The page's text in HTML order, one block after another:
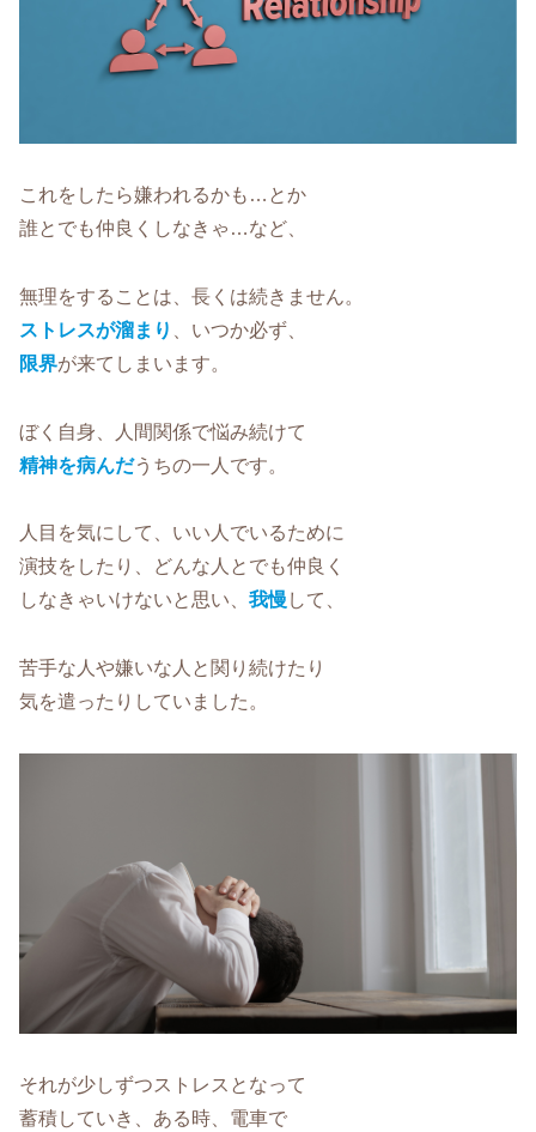
これをしたら嫌われるかも…とか
誰とでも仲良くしなきゃ…など、
無理をすることは、長くは続きません。
ストレスが溜まり
、いつか必ず、
限界が来てしまいます。
ぼく自身、人間関係で悩み続けて
精神を病んだうちの一人です。
人目を気にして、いい人でいるために
演技をしたり、どんな人とでも仲良く
しなきゃいけないと思い、 我慢 して、
苦手な人や嫌いな人と関り続けたり
気を遣ったりしていました。
それが少しずつストレスとなって
蓄積していき、ある時、電車で